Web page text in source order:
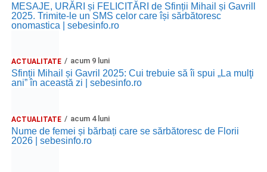
MESAJE, URĂRI și FELICITĂRI de Sfinții Mihail și Gavrill
2025. Trimite-le un SMS celor care își sărbătoresc
onomastica | sebesinfo.ro
ACTUALITATE acum 9 luni
Sfinții Mihail și Gavril 2025: Cui trebuie să îi spui „La mulţi
ani” în această zi | sebesinfo.ro
ACTUALITATE acum 4 luni
Nume de femei și bărbați care se sărbătoresc de Florii
2026 | sebesinfo.ro